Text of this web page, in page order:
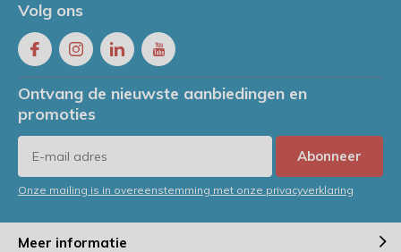
Volg ons
Ontvang de nieuwste aanbiedingen en
promoties
Abonneer
Onze mailing is in overeenstemming met onze privacyverklaring
Meer informatie